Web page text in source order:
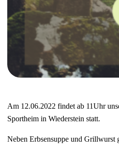
Am 12.06.2022 findet ab 11Uhr
Sportheim in Wiederstein statt.
Neben Erbsensuppe und Grillwurst